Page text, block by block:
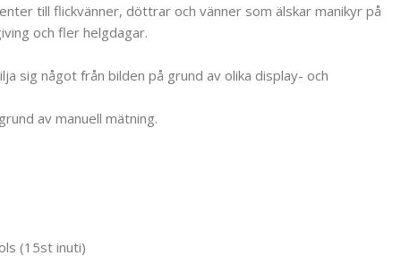
till flickvänner, döttrar och vänner som älskar manikyr på
och fler helgdagar.
sig något från bilden på grund av olika display- och
av manuell mätning.
(15st inuti)